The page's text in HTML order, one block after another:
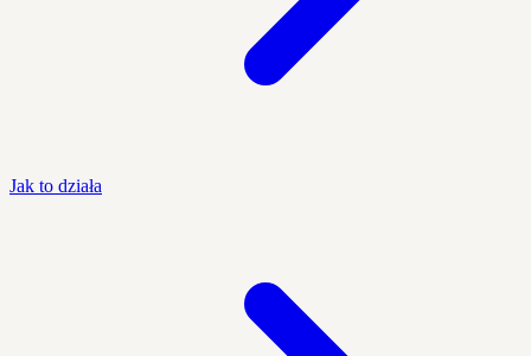
Jak to działa